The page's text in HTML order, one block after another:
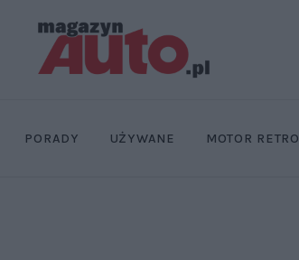
MOTOR RETRO
PORADY UŻYWANE